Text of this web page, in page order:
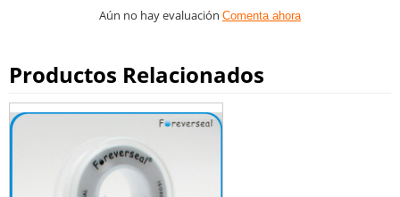
Aún no hay evaluación Comenta ahora
Productos Relacionados